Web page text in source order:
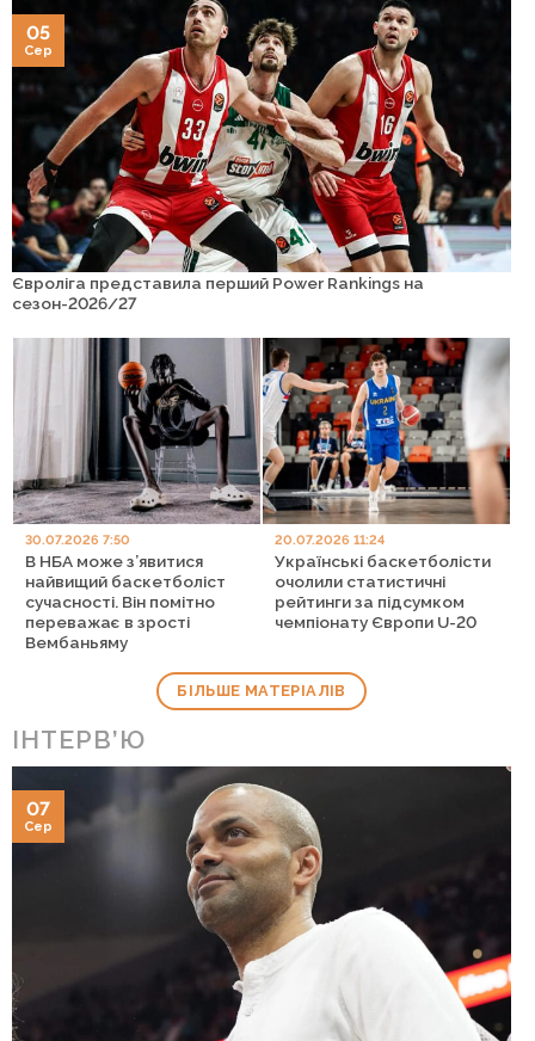
Євроліга представила перший Power Rankings на
сезон-2026/27
05
Сер
30.07.2026 7:50
В НБА може з’явитися
найвищий баскетболіст
сучасності. Він помітно
переважає в зрості
Вембаньяму
20.07.2026 11:24
Українські баскетболісти
очолили статистичні
рейтинги за підсумком
чемпіонату Європи U-20
БІЛЬШЕ МАТЕРІАЛІВ
ІНТЕРВ’Ю
07
Сер